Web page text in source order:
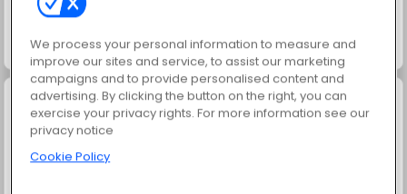
Trollface Quest: USA 2 Scala 40
We process your personal information to measure and
improve our sites and service, to assist our marketing
campaigns and to provide personalised content and
advertising. By clicking the button on the right, you can
exercise your privacy rights. For more information see our
privacy notice
Cookie Policy